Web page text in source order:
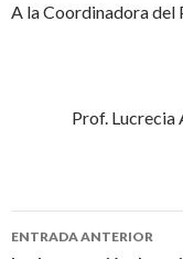
A la Coordinadora del
Prof. Lucrecia
Navegación
ENTRADA ANTERIOR